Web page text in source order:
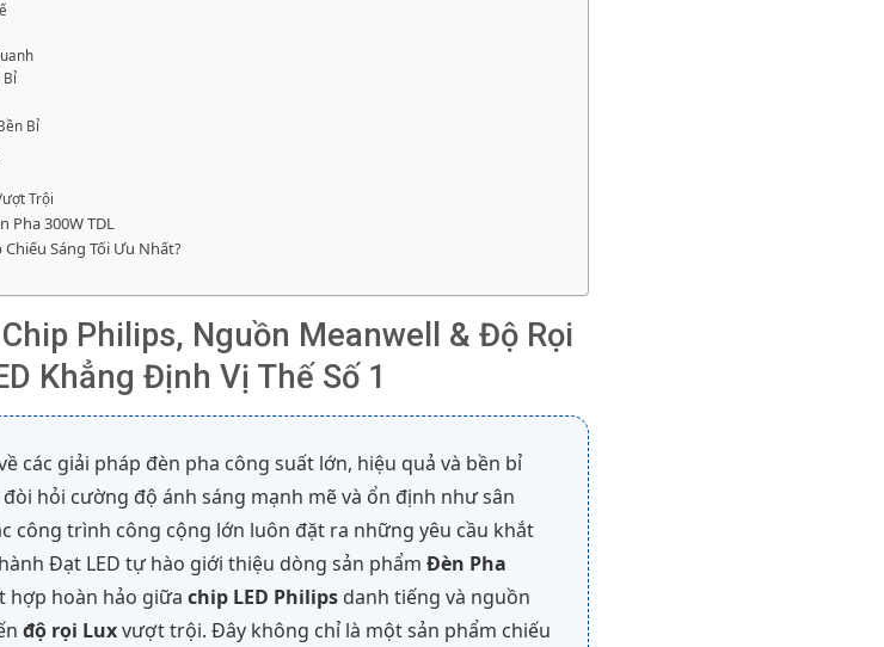
Bỉ
Bỉ
Trội
Pha 300W TDL
Sáng Tối Ưu Nhất?
Philips, Nguồn Meanwell & Độ Rọi
Khẳng Định Vị Thế Số 1
các giải pháp đèn pha công suất lớn, hiệu quả và bền bỉ
hỏi cường độ ánh sáng mạnh mẽ và ổn định như sân
công trình công cộng lớn luôn đặt ra những yêu cầu khắt
Đạt LED tự hào giới thiệu dòng sản phẩm Đèn Pha
hợp hoàn hảo giữa chip LED Philips danh tiếng và nguồn
độ rọi Luxvượt trội. Đây không chỉ là một sản phẩm chiếu